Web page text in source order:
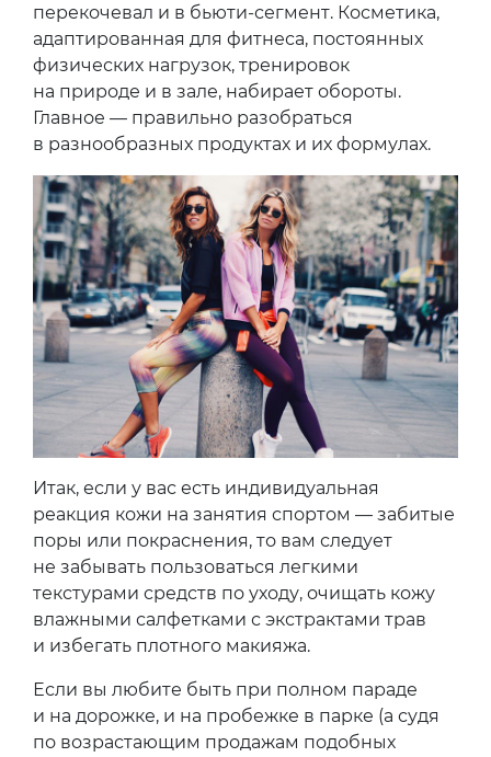
перекочевал и в бьюти-сегмент. Косметика,
адаптированная для фитнеса, постоянных
физических нагрузок, тренировок
на природе и в зале, набирает обороты.
Главное — правильно разобраться
в разнообразных продуктах и их формулах.
Итак, если у вас есть индивидуальная
реакция кожи на занятия спортом — забитые
поры или покраснения, то вам следует
не забывать пользоваться легкими
текстурами средств по уходу, очищать кожу
влажными салфетками с экстрактами трав
и избегать плотного макияжа.
Если вы любите быть при полном параде
и на дорожке, и на пробежке в парке (а судя
по возрастающим продажам подобных